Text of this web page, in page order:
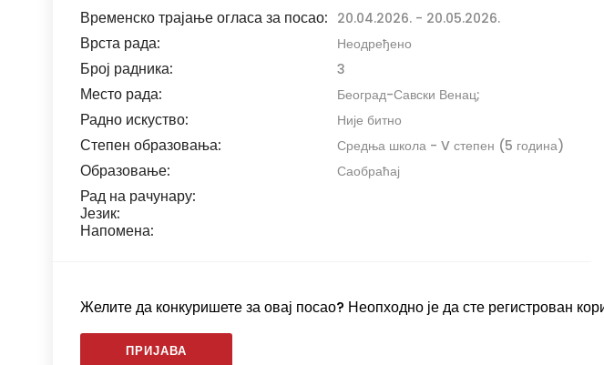
Временско трајање огласа за посао: 20.04.2026. - 20.05.2026.
Врста рада: Неодређено
Број радника: 3
Место рада: Београд-Савски Венац;
Радно искуство: Није битно
Степен образовања: Средња школа - V степен (5 година)
Образовање: Саобраћај
Рад на рачунару:
Језик:
Напомена:
Желите да конкуришете за овај посао? Неопходно је да сте регистрован
ПРИЈАВА